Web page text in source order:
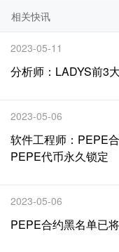
相关快讯
2023-05-11
分析师：LADYS前3
2023-05-06
软件工程师：PEPE
PEPE代币永久锁定
2023-05-06
PEPE合约黑名单已